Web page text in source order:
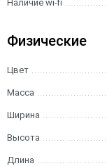
Наличие wi-fi
Физические
Цвет
Масса
Ширина
Высота
Длина